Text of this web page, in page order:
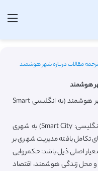
ترجمه مقالات درباره شهر هوشمند
هوشمند
دانلود رایگان مقالات انگلیسی در مورد شهر هوشمند (به انگلیسی Smart
تعریف شهر هوشمند: شهر هوشمند (به انگلیسی: Smart City) به شهری
یافته مدیریت شهری بر
اصلی ذیل باشد: حکمروایی
محل زندگی هوشمند، اقتصاد